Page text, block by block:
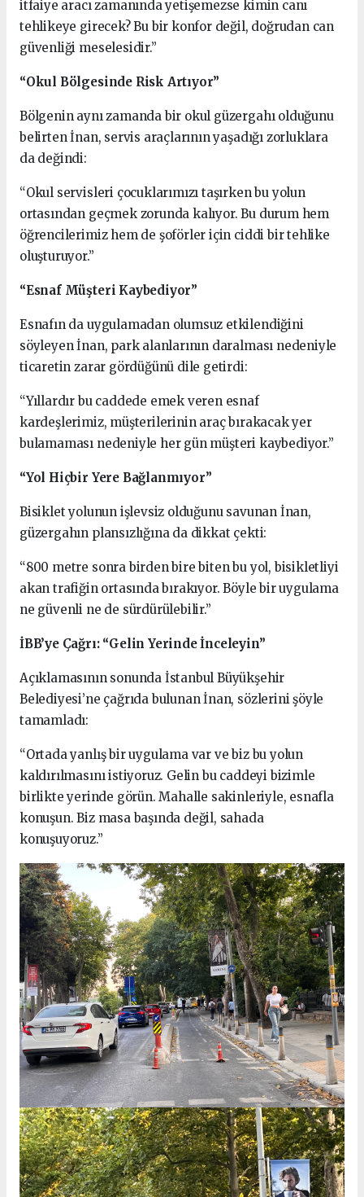
itfaiye aracı zamanında yetişemezse kimin canı
tehlikeye girecek? Bu bir konfor değil, doğrudan can
güvenliği meselesidir.”
“Okul Bölgesinde Risk Artıyor”
Bölgenin aynı zamanda bir okul güzergahı olduğunu
belirten İnan, servis araçlarının yaşadığı zorluklara
da değindi:
“Okul servisleri çocuklarımızı taşırken bu yolun
ortasından geçmek zorunda kalıyor. Bu durum hem
öğrencilerimiz hem de şoförler için ciddi bir tehlike
oluşturuyor.”
“Esnaf Müşteri Kaybediyor”
Esnafın da uygulamadan olumsuz etkilendiğini
söyleyen İnan, park alanlarının daralması nedeniyle
ticaretin zarar gördüğünü dile getirdi:
“Yıllardır bu caddede emek veren esnaf
kardeşlerimiz, müşterilerinin araç bırakacak yer
bulamaması nedeniyle her gün müşteri kaybediyor.”
“Yol Hiçbir Yere Bağlanmıyor”
Bisiklet yolunun işlevsiz olduğunu savunan İnan,
güzergahın plansızlığına da dikkat çekti:
“800 metre sonra birden bire biten bu yol, bisikletliyi
akan trafiğin ortasında bırakıyor. Böyle bir uygulama
ne güvenli ne de sürdürülebilir.”
İBB’ye Çağrı: “Gelin Yerinde İnceleyin”
Açıklamasının sonunda İstanbul Büyükşehir
Belediyesi’ne çağrıda bulunan İnan, sözlerini şöyle
tamamladı:
“Ortada yanlış bir uygulama var ve biz bu yolun
kaldırılmasını istiyoruz. Gelin bu caddeyi bizimle
birlikte yerinde görün. Mahalle sakinleriyle, esnafla
konuşun. Biz masa başında değil, sahada
konuşuyoruz.”